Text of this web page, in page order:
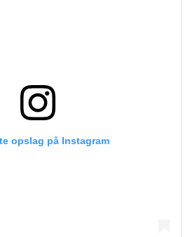
opslag på Instagram